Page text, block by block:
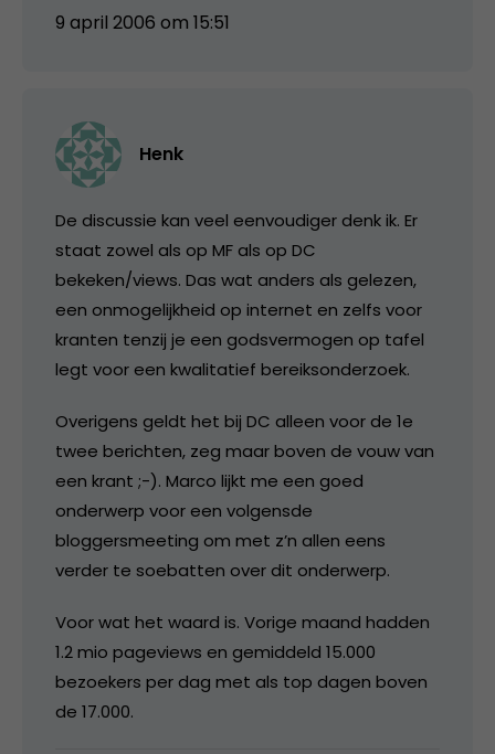
9 april 2006 om 15:51
Henk
De discussie kan veel eenvoudiger denk ik. Er
staat zowel als op MF als op DC
bekeken/views. Das wat anders als gelezen,
een onmogelijkheid op internet en zelfs voor
kranten tenzij je een godsvermogen op tafel
legt voor een kwalitatief bereiksonderzoek.
Overigens geldt het bij DC alleen voor de 1e
twee berichten, zeg maar boven de vouw van
een krant ;-). Marco lijkt me een goed
onderwerp voor een volgensde
bloggersmeeting om met z’n allen eens
verder te soebatten over dit onderwerp.
Voor wat het waard is. Vorige maand hadden
1.2 mio pageviews en gemiddeld 15.000
bezoekers per dag met als top dagen boven
de 17.000.